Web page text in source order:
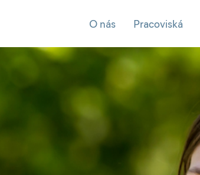
O nás Pracoviská